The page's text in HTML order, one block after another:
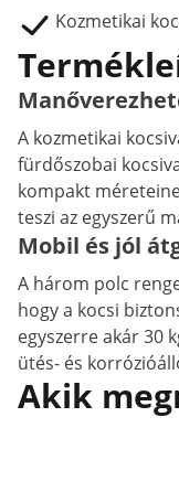
Kozmetikai
A kozmetikai
fürdőszobai
kompakt
teszi az egyszerű
Mobil és jól
A három polc
hogy a kocsi
egyszerre akár 30
ütés- és
Akik